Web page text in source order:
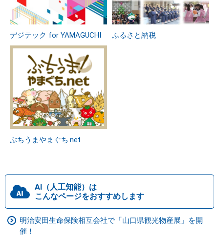
デジテック for YAMAGUCHI ふるさと納税
ぶちうまやまぐち.net
AI（人工知能）は
こんなページをおすすめします
明治安田生命保険相互会社で「山口県観光物産展」を開
催！